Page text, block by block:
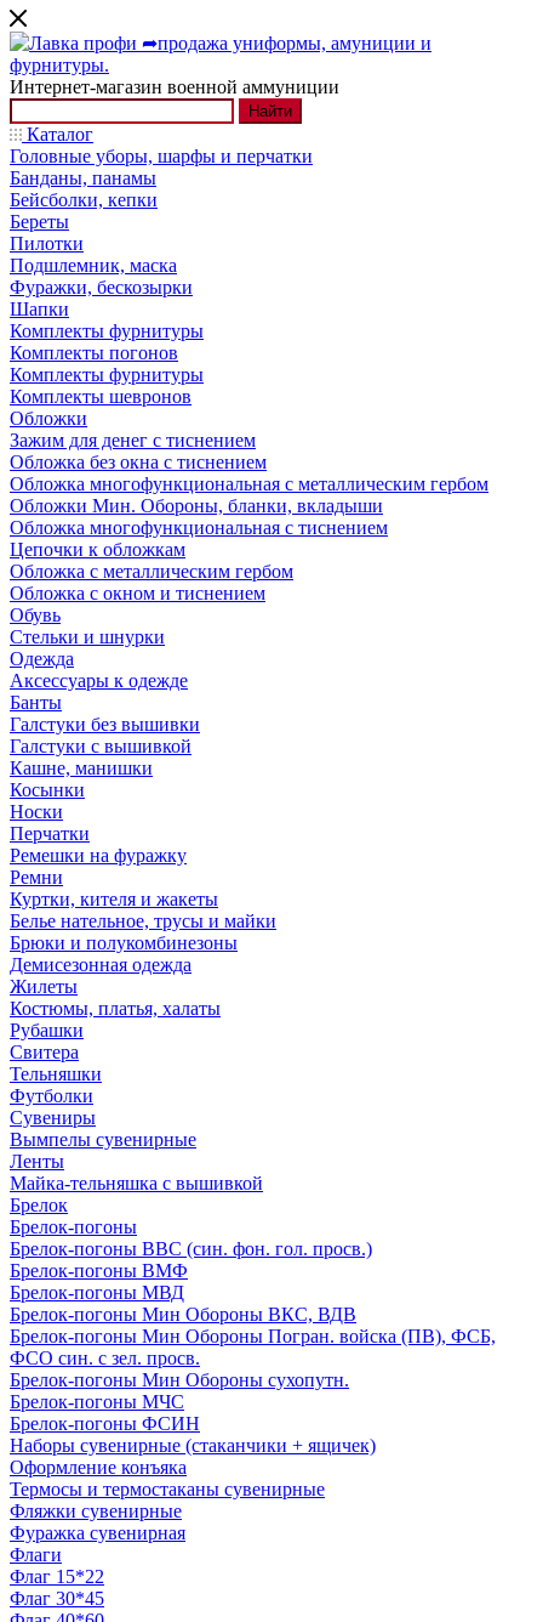
Интернет-магазин военной аммуниции
Найти
Каталог
Головные уборы, шарфы и перчатки
Банданы, панамы
Бейсболки, кепки
Береты
Пилотки
Подшлемник, маска
Фуражки, бескозырки
Шапки
Комплекты фурнитуры
Комплекты погонов
Комплекты фурнитуры
Комплекты шевронов
Обложки
Зажим для денег с тиснением
Обложка без окна с тиснением
Обложка многофункциональная с металлическим гербом
Обложки Мин. Обороны, бланки, вкладыши
Обложка многофункциональная с тиснением
Цепочки к обложкам
Обложка с металлическим гербом
Обложка с окном и тиснением
Обувь
Стельки и шнурки
Одежда
Аксессуары к одежде
Банты
Галстуки без вышивки
Галстуки с вышивкой
Кашне, манишки
Косынки
Носки
Перчатки
Ремешки на фуражку
Ремни
Куртки, кителя и жакеты
Белье нательное, трусы и майки
Брюки и полукомбинезоны
Демисезонная одежда
Жилеты
Костюмы, платья, халаты
Рубашки
Свитера
Тельняшки
Футболки
Сувениры
Вымпелы сувенирные
Ленты
Майка-тельняшка с вышивкой
Брелок
Брелок-погоны
Брелок-погоны ВВС (син. фон. гол. просв.)
Брелок-погоны ВМФ
Брелок-погоны МВД
Брелок-погоны Мин Обороны ВКС, ВДВ
Брелок-погоны Мин Обороны Погран. войска (ПВ), ФСБ,
ФСО син. с зел. просв.
Брелок-погоны Мин Обороны сухопутн.
Брелок-погоны МЧС
Брелок-погоны ФСИН
Наборы сувенирные (стаканчики + ящичек)
Оформление конъяка
Термосы и термостаканы сувенирные
Фляжки сувенирные
Фуражка сувенирная
Флаги
Флаг 15*22
Флаг 30*45